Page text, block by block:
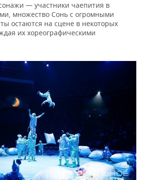
— участники чаепития в
множество Сонь с огромными
остаются на сцене в некоторых
их хореографическими